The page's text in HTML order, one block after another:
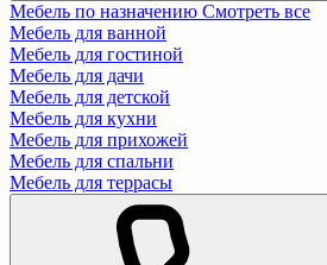
Мебель по назначению Смотреть все
Мебель для ванной
Мебель для гостиной
Мебель для дачи
Мебель для детской
Мебель для кухни
Мебель для прихожей
Мебель для спальни
Мебель для террасы